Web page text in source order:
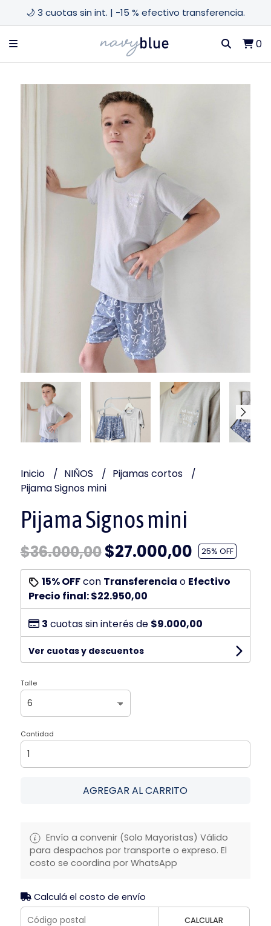
🌙 3 cuotas sin int. | -15 % efectivo transferencia.
0
Inicio NIÑOS
Pijamas cortos
Pijama Signos mini
Pijama Signos mini
$36.000,00$27.000,00 25% OFF
15% OFFcon Transferencia o Efectivo
Precio final:$22.950,00
3 cuotas sin interés de $9.000,00
Ver cuotas y descuentos
Talle
Cantidad
AGREGAR AL CARRITO
Envío a convenir (Solo Mayoristas) Válido
para despachos por transporte o expreso. El
costo se coordina por WhatsApp
Calculá el costo de envío
CALCULAR